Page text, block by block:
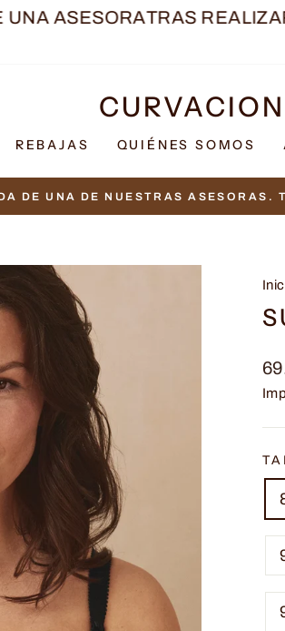
TRAS REALIZAR TU
REBAJAS QUIÉNES SOMOS
DE UNA DE NUESTRAS ASESORAS.